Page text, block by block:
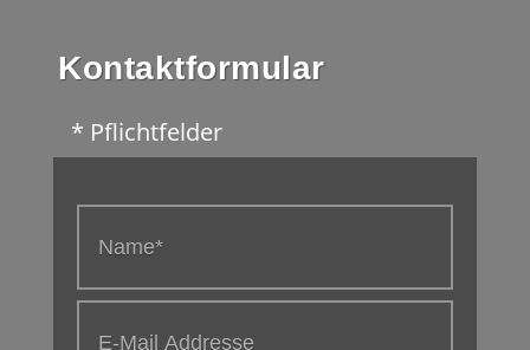
Kontaktformular
* Pflichtfelder